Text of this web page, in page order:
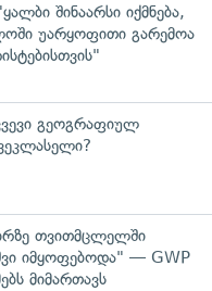
შინაარსი იქმნება,
უარყოფითი გარემოა
გეოგრაფიულ
თვითმცლელში
იმყოფებოდა" — GWP
მიმართავს